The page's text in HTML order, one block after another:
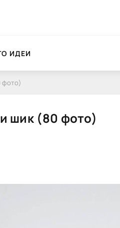
ИДЕИ
фото)
шик (80 фото)